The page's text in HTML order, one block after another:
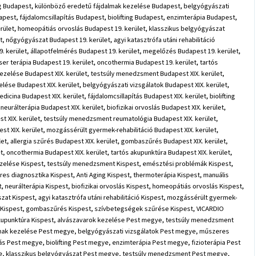
különböző eredetű fájdalmak kezelése Budapest, belgyógyászati
fájdalomcsillapítás Budapest, biolifting Budapest, enzimterápia Budapest,
homeopátiás orvoslás Budapest 19. kerület, klasszikus belgyógyászat
Budapest 19. kerület, agyi katasztrófa utáni rehabilitáció
állapotfelmérés Budapest 19. kerület, megelőzés Budapest 19. kerület,
terápia Budapest 19. kerület, oncothermia Budapest 19. kerület, tartós
Budapest XIX. kerület, testsúly menedzsment Budapest XIX. kerület,
Budapest XIX. kerület, belgyógyászati vizsgálatok Budapest XIX. kerület,
Budapest XIX. kerület, fájdalomcsillapítás Budapest XIX. kerület, biolifting
Budapest XIX. kerület, biofizikai orvoslás Budapest XIX. kerület,
XIX. kerület, testsúly menedzsment reumatológia Budapest XIX. kerület,
XIX. kerület, mozgássérült gyermek-rehabilitáció Budapest XIX. kerület,
allergia szűrés Budapest XIX. kerület, gombaszűrés Budapest XIX. kerület,
Budapest XIX. kerület, tartós akupunktúra Budapest XIX. kerület,
Kispest, testsúly menedzsment Kispest, emésztési problémák Kispest,
diagnosztika Kispest, Anti Aging Kispest, thermoterápia Kispest, manuális
Kispest, biofizikai orvoslás Kispest, homeopátiás orvoslás Kispest,
Kispest, agyi katasztrófa utáni rehabilitáció Kispest, mozgássérült gyermek-
gombaszűrés Kispest, szívbetegségek szűrése Kispest, VICARDIO
Kispest, alvászavarok kezelése Pest megye, testsúly menedzsment
kezelése Pest megye, belgyógyászati vizsgálatok Pest megye, műszeres
Pest megye, biolifting Pest megye, enzimterápia Pest megye, fizioterápia Pest
belgyógyászat Pest megye, testsúly menedzsment Pest megye,